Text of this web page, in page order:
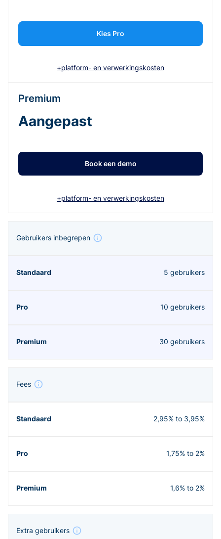
Kies Pro
+platform- en verwerkingskosten
Premium
Aangepast
Book een demo
+platform- en verwerkingskosten
Gebruikers inbegrepen
5 gebruikers
10 gebruikers
30 gebruikers
Fees
2,95% to 3,95%
1,75% to 2%
1,6% to 2%
Extra gebruikers